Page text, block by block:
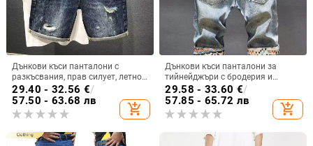
Дънкови къси панталони с
разкъсвания, прав силует, летно
облекло, полиестерова смес 50%
29.40 - 32.56 €/
57.50 - 63.68 лв
add_shopping_cart
Дънкови къси панталони за
тийнейджъри с бродерия и
разкъсвания, корейски стил, слим
фит, микроеластичност, лято
29.58 - 33.60 €/
57.85 - 65.72 лв
add_shopping_cart